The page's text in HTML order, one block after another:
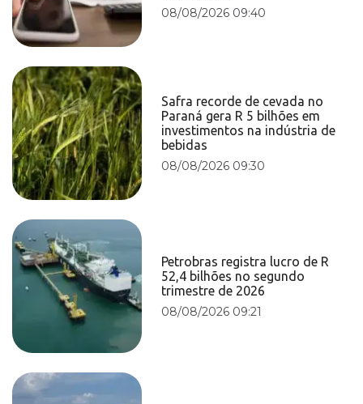
08/08/2026 09:40
Safra recorde de cevada no
Paraná gera R 5 bilhões em
investimentos na indústria de
bebidas
08/08/2026 09:30
Petrobras registra lucro de R
52,4 bilhões no segundo
trimestre de 2026
08/08/2026 09:21